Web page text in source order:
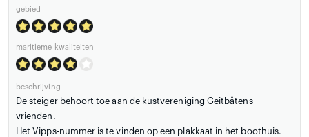
gebied
maritieme kwaliteiten
beschrijving
De steiger behoort toe aan de kustvereniging Geitbåtens
vrienden.
Het Vipps-nummer is te vinden op een plakkaat in het boothuis.